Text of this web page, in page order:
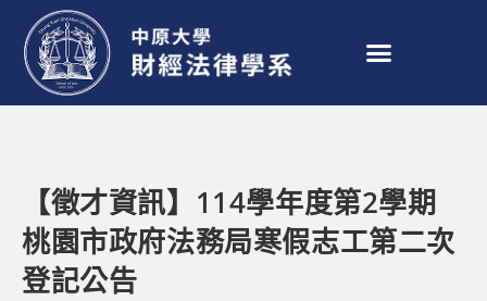
【徵才資訊】114學年度第2學期
桃園市政府法務局寒假志工第二次
登記公告